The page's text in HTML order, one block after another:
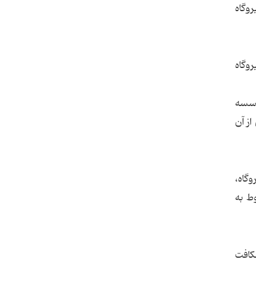
سایت اصلی نیروگاه
آن
به